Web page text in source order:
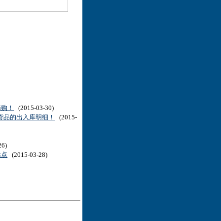
！
(2015-03-30)
的出入库明细！
(2015-
(2015-03-28)